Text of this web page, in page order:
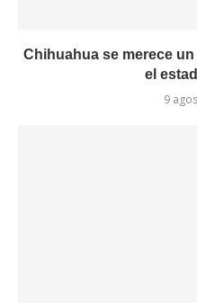
Chihuahua se merece
el
9